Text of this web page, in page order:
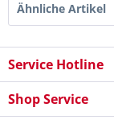
Ähnliche Artikel
Service Hotline
Shop Service